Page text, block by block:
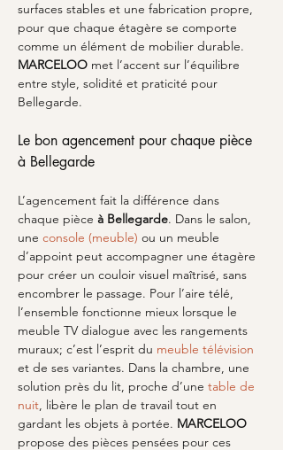
surfaces stables et une fabrication propre,
pour que chaque étagère se comporte
comme un élément de mobilier durable.
MARCELOO met l’accent sur l’équilibre
entre style, solidité et praticité pour
Bellegarde.
Le bon agencement pour chaque pièce
à Bellegarde
L’agencement fait la différence dans
chaque pièce à Bellegarde. Dans le salon,
une console (meuble) ou un meuble
d’appoint peut accompagner une étagère
pour créer un couloir visuel maîtrisé, sans
encombrer le passage. Pour l’aire télé,
l’ensemble fonctionne mieux lorsque le
meuble TV dialogue avec les rangements
muraux; c’est l’esprit du meuble télévision
et de ses variantes. Dans la chambre, une
solution près du lit, proche d’une table de
nuit, libère le plan de travail tout en
gardant les objets à portée. MARCELOO
propose des pièces pensées pour ces